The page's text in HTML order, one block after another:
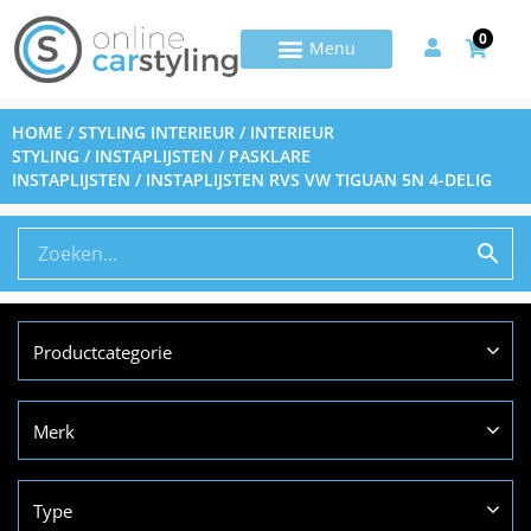
0
HOME /STYLING INTERIEUR / INTERIEUR
STYLING / INSTAPLIJSTEN / PASKLARE
INSTAPLIJSTEN / INSTAPLIJSTEN RVS VW TIGUAN 5N 4-DELIG
Productcategorie
Merk
Type